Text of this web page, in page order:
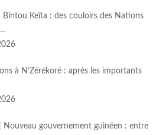
Bintou Keïta : des couloirs des Nations
à N’Zérékoré : après les importants
Nouveau gouvernement guinéen : entre